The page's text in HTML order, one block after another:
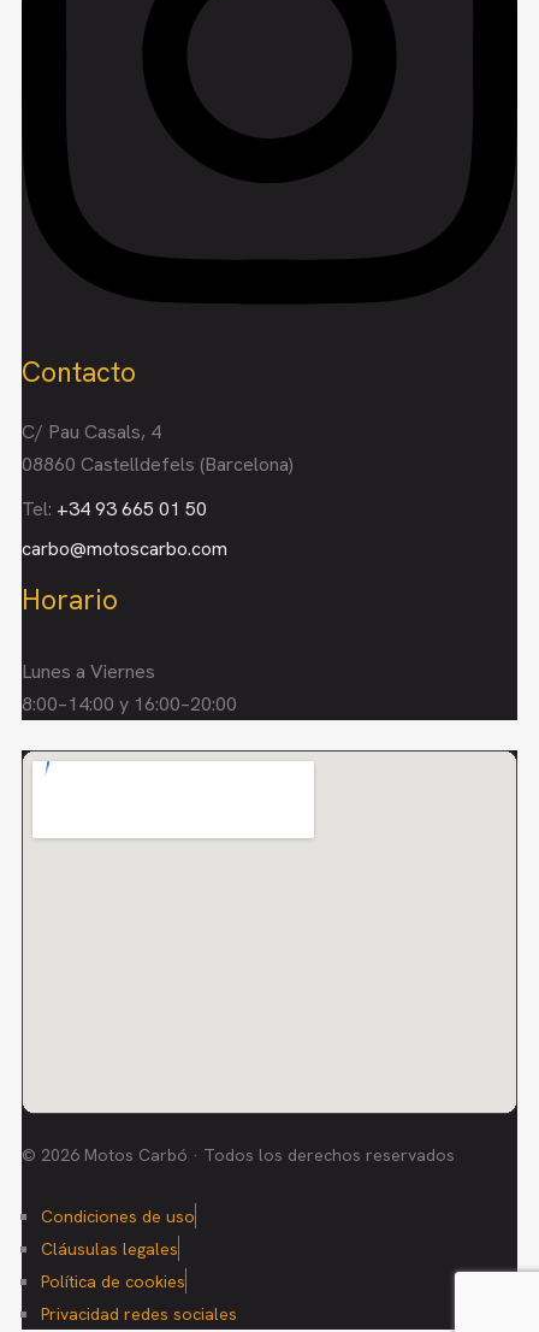
Contacto
C/ Pau Casals, 4
08860 Castelldefels (Barcelona)
Tel: +34 93 665 01 50
carbo@motoscarbo.com
Horario
Lunes a Viernes
8:00–14:00 y 16:00–20:00
© 2026 Motos Carbó · Todos los derechos reservados
Condiciones de uso
Cláusulas legales
Política de cookies
Privacidad redes sociales